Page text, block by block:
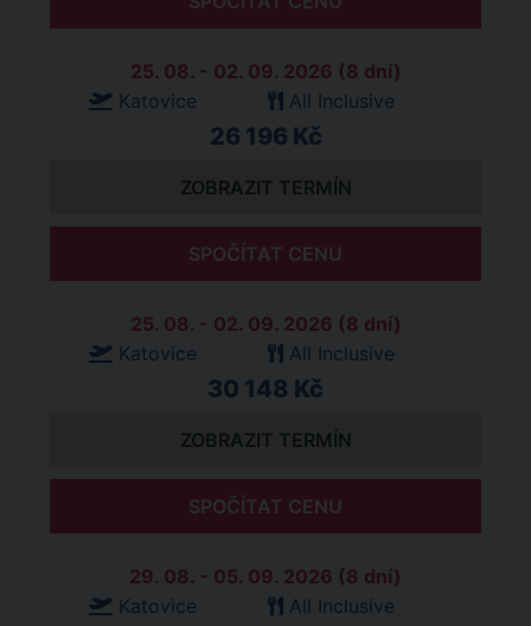
25. 08. - 02. 09. 2026 (8 dní)
Katovice
All Inclusive
26 196 Kč
ZOBRAZIT TERMÍN
SPOČÍTAT CENU
25. 08. - 02. 09. 2026 (8 dní)
Katovice
All Inclusive
30 148 Kč
ZOBRAZIT TERMÍN
SPOČÍTAT CENU
29. 08. - 05. 09. 2026 (8 dní)
Katovice
All Inclusive